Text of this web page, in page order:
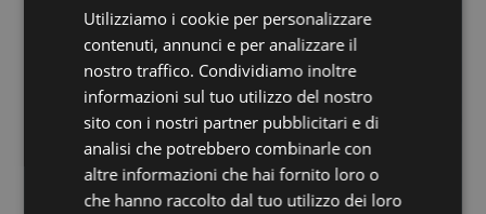
ENGLISH
Utilizziamo i cookie per personalizzare
contenuti, annunci e per analizzare il
nostro traffico. Condividiamo inoltre
informazioni sul tuo utilizzo del nostro
sito con i nostri partner pubblicitari e di
analisi che potrebbero combinarle con
altre informazioni che hai fornito loro o
che hanno raccolto dal tuo utilizzo dei loro